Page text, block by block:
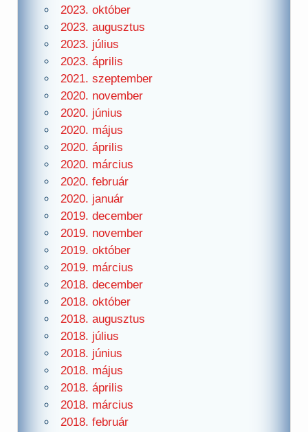
2023. október
2023. augusztus
2023. július
2023. április
2021. szeptember
2020. november
2020. június
2020. május
2020. április
2020. március
2020. február
2020. január
2019. december
2019. november
2019. október
2019. március
2018. december
2018. október
2018. augusztus
2018. július
2018. június
2018. május
2018. április
2018. március
2018. február